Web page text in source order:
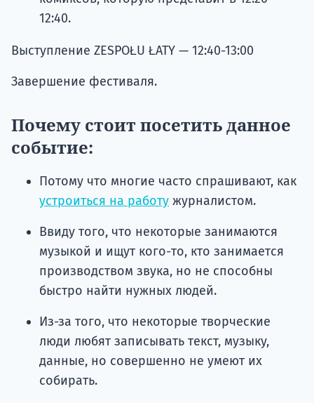
12:40.
Выступление ZESPOŁU ŁATY — 12:40-13:00
Завершение фестиваля.
Почему стоит посетить данное
событие:
Потому что многие часто спрашивают, как
устроиться на работу журналистом.
Ввиду того, что некоторые занимаются
музыкой и ищут кого-то, кто занимается
производством звука, но не способны
быстро найти нужных людей.
Из-за того, что некоторые творческие
люди любят записывать текст, музыку,
данные, но совершенно не умеют их
собирать.